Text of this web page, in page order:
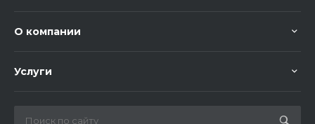
О компании
Услуги